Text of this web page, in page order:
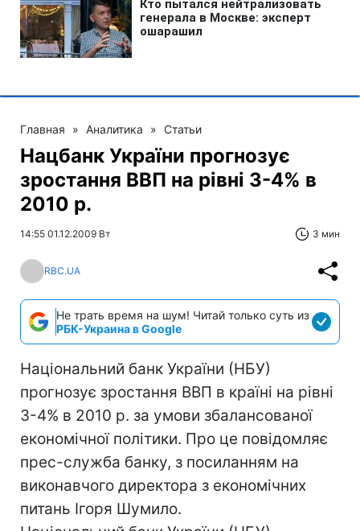
Главная » Аналитика » Статьи
Нацбанк України прогнозує
зростання ВВП на рівні 3-4% в
2010 р.
14:55 01.12.2009 Вт 3 мин
RBC.UA
Не трать время на шум! Читай только суть из
РБК-Украина в Google
Національний банк України (НБУ)
прогнозує зростання ВВП в країні на рівні
3-4% в 2010 р. за умови збалансованої
економічної політики. Про це повідомляє
прес-служба банку, з посиланням на
виконавчого директора з економічних
питань Ігоря Шумило.